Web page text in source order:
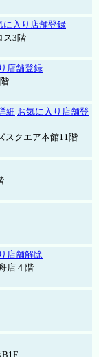
に入り店舗登録
ス3階
店舗登録
細 お気に入り店舗登
スクエア本館11階
店舗解除
店４階